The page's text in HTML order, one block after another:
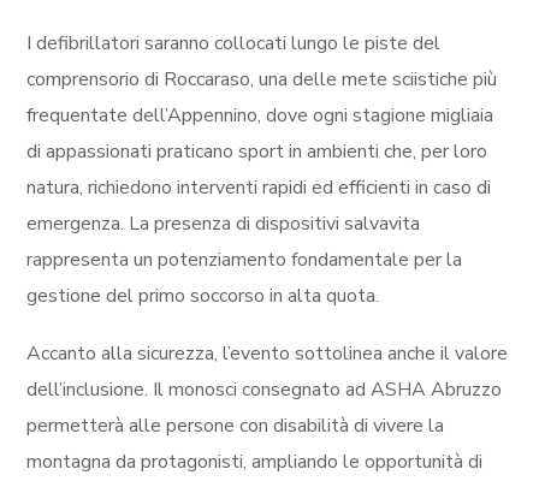
I defibrillatori saranno collocati lungo le piste del
comprensorio di Roccaraso, una delle mete sciistiche più
frequentate dell’Appennino, dove ogni stagione migliaia
di appassionati praticano sport in ambienti che, per loro
natura, richiedono interventi rapidi ed efficienti in caso di
emergenza. La presenza di dispositivi salvavita
rappresenta un potenziamento fondamentale per la
gestione del primo soccorso in alta quota.
Accanto alla sicurezza, l’evento sottolinea anche il valore
dell’inclusione. Il monosci consegnato ad ASHA Abruzzo
permetterà alle persone con disabilità di vivere la
montagna da protagonisti, ampliando le opportunità di